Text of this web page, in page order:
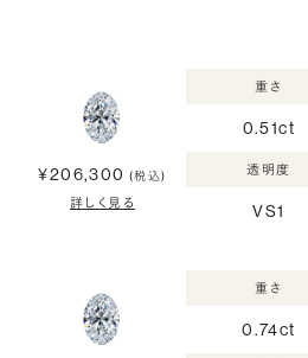
¥206,300 (税込)
詳しく見る
重さ
0.51ct
透明度
VS1
重さ
0.74ct